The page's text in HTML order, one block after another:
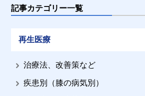
記事カテゴリー一覧
再生医療
治療法、改善策など
疾患別（膝の病気別）